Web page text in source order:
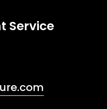
Service